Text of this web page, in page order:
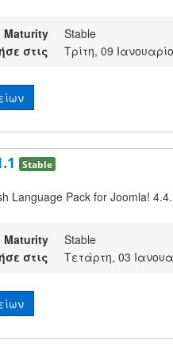
Maturity
Stable
στις
Τρίτη, 09
Stable
Language Pack for Joomla!
Maturity
Stable
στις
Τετάρτη, 03